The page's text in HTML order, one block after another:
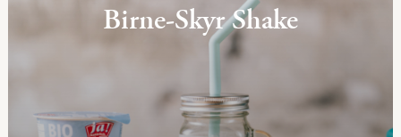
Birne-Skyr Shake